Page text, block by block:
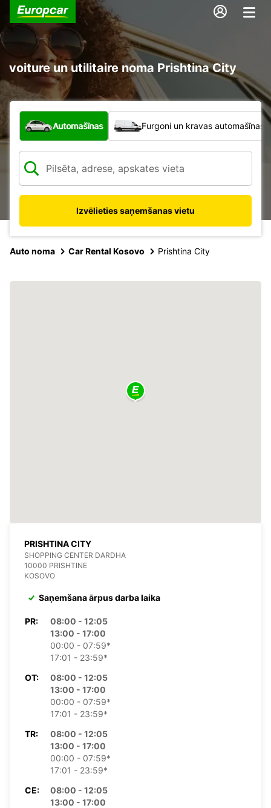
voiture un utilitaire noma Prishtina City
Kāda veida transportlīdzeklis?
Automašīnas Furgoni un kravas automašīnas
Izvēlieties saņemšanas vietu
Auto noma Car Rental Kosovo Prishtina City
PRISHTINA CITY
SHOPPING CENTER DARDHA
10000 PRISHTINE
KOSOVO
Saņemšana ārpus darba laika
PR:
08:00 - 12:05
13:00 - 17:00
00:00 - 07:59*
17:01 - 23:59*
OT:
08:00 - 12:05
13:00 - 17:00
00:00 - 07:59*
17:01 - 23:59*
TR:
08:00 - 12:05
13:00 - 17:00
00:00 - 07:59*
17:01 - 23:59*
CE:
08:00 - 12:05
13:00 - 17:00